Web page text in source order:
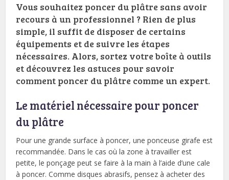
Vous souhaitez poncer du plâtre sans avoir
recours à un professionnel ? Rien de plus
simple, il suffit de disposer de certains
équipements et de suivre les étapes
nécessaires. Alors, sortez votre boîte à outils
et découvrez les astuces pour savoir
comment poncer du plâtre comme un expert.
Le matériel nécessaire pour poncer
du plâtre
Pour une grande surface à poncer, une ponceuse girafe est
recommandée. Dans le cas où la zone à travailler est
petite, le ponçage peut se faire à la main à l’aide d’une cale
à poncer. Comme disques abrasifs, pensez à acheter des